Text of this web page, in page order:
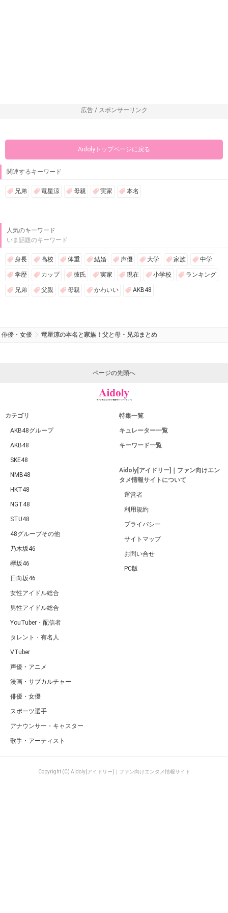
広告 / スポンサーリンク
Aidolyトップページに戻る
関連するキーワード
兄弟 竜星涼 母親 実家 本名
人気のキーワード
いま話題のキーワード
身長 高校 体重 結婚 声優 大学 家族 中学
学歴 カップ 彼氏 実家 現在 小学校 ランキング
兄弟 父親 母親 かわいい AKB48
俳優・女優 竜星涼の本名と家族！父と母・兄弟まとめ
ページの先頭へ
カテゴリ
AKB48グループ
AKB48
SKE48
NMB48
HKT48
NGT48
STU48
48グループその他
乃木坂46
欅坂46
日向坂46
女性アイドル総合
男性アイドル総合
YouTuber・配信者
タレント・有名人
VTuber
声優・アニメ
漫画・サブカルチャー
俳優・女優
スポーツ選手
アナウンサー・キャスター
歌手・アーティスト
特集一覧
キュレーター一覧
キーワード一覧
Aidoly[アイドリー]｜ファン向けエン
タメ情報サイトについて
運営者
利用規約
プライバシー
サイトマップ
お問い合せ
PC版
Copyright (C) Aidoly[アイドリー]｜ファン向けエンタメ情報サイト